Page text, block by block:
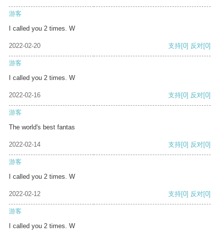
游客
I called you 2 times. W
2022-02-20 支持[0] 反对[0]
游客
I called you 2 times. W
2022-02-16 支持[0] 反对[0]
游客
The world's best fantas
2022-02-14 支持[0] 反对[0]
游客
I called you 2 times. W
2022-02-12 支持[0] 反对[0]
游客
I called you 2 times. W